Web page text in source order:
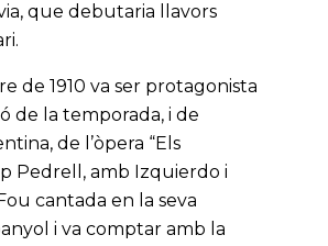
que debutaria llavors
de 1910 va ser protagonista
de la temporada, i de
de l’òpera “Els
Pedrell, amb Izquierdo i
cantada en la seva
i va comptar amb la